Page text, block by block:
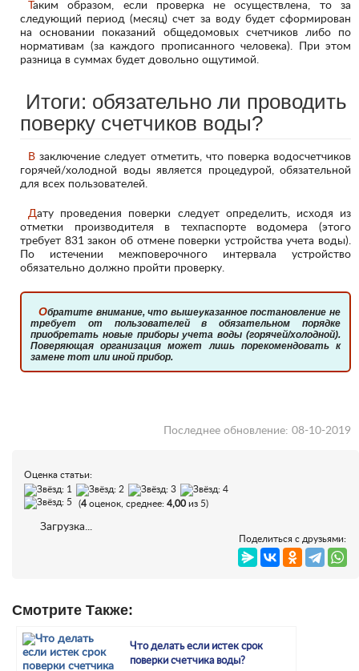
следующий период (месяц) счет за воду будет сформирован
на основании показаний общедомовых счетчиков либо по
нормативам (за каждого прописанного человека). При этом
разница в суммах будет довольно ощутимой.
Итоги: обязательно ли проводить
поверку счетчиков воды?
В заключение следует отметить, что поверка водосчетчиков
горячей/холодной воды является процедурой, обязательной
для всех пользователей.
Дату проведения поверки следует определить, исходя из
отметки производителя в техпаспорте водомера (этого
требует 831 закон об отмене поверки устройства учета воды).
По истечении межповерочного интервала устройство
обязательно должно пройти проверку.
Обратите внимание, что вышеуказанное постановление не
требует от пользователей в обязательном порядке
приобретать новые приборы учета воды (горячей/холодной).
Поверяющая организация может лишь порекомендовать к
замене тот или иной прибор.
Последнее обновление: 08-10-2019
Оценка статьи:
(4 оценок, среднее: 4,00 из 5)
Загрузка...
Поделиться с друзьями:
Смотрите Также:
Что делать если истек срок
поверки счетчика воды?